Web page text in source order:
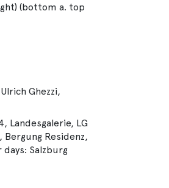
(bottom a. top
Ghezzi,
Landesgalerie, LG
Bergung Residenz,
Salzburg